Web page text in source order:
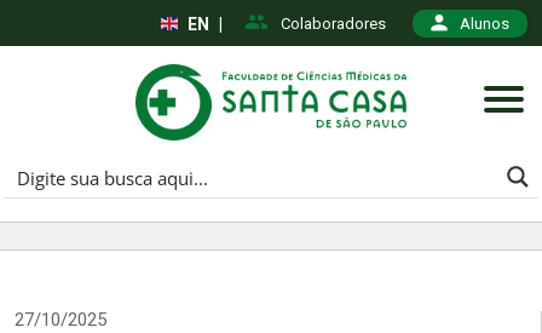
Colaboradores Alunos
EN
27/10/2025